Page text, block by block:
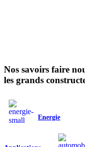
Nos savoirs faire
les grands
Energie